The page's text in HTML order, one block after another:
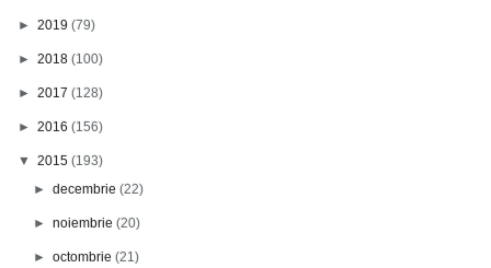
► 2019 (79)
► 2018 (100)
► 2017 (128)
► 2016 (156)
▼ 2015 (193)
►decembrie(22)
►noiembrie(20)
►octombrie(21)